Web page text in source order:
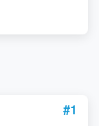
#1